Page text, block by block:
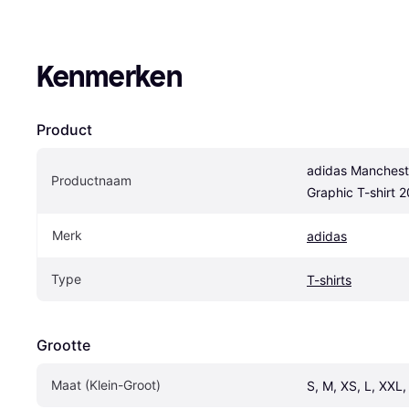
Kenmerken
Product
Productnaam
adidas
Graphic T-shirt
Merk adidas
Type T-shirts
Grootte
Maat (Klein-Groot) S, M, XS, L,